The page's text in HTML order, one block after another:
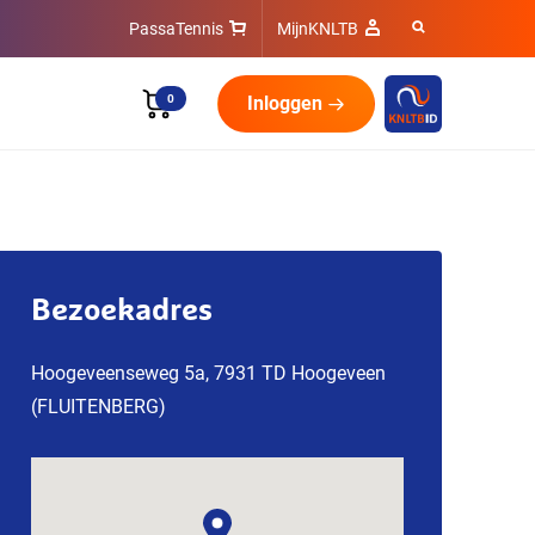
PassaTennis MijnKNLTB
0 Inloggen
Bezoekadres
Hoogeveenseweg 5a, 7931 TD Hoogeveen
(FLUITENBERG)